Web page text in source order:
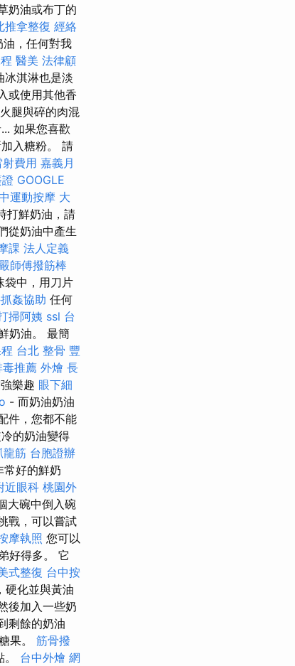
奶油或布丁的
推拿整復 經絡
，任何對我
醫美 法律顧
冰淇淋也是淡
或使用其他香
腿與碎的肉混
如果您喜歡
入糖粉。 請
費用 嘉義月
GOOGLE
運動按摩 大
打鮮奶油，請
從奶油中產生
課 法人定義
嚴師傅撥筋棒
袋中，用刀片
姦協助 任何
掃阿姨 ssl 台
奶油。 最簡
台北 整骨 豐
毒推薦 外燴 長
樂趣 眼下細
- 而奶油奶油
件，您都不能
的奶油變得
龍筋 台胞證辦
常好的鮮奶
近眼科 桃園外
大碗中倒入碗
戰，可以嘗試
摩執照 您可以
好得多。 它
式整復 台中按
硬化並與黃油
後加入一些奶
剩餘的奶油
果。 筋骨撥
台中外燴 網